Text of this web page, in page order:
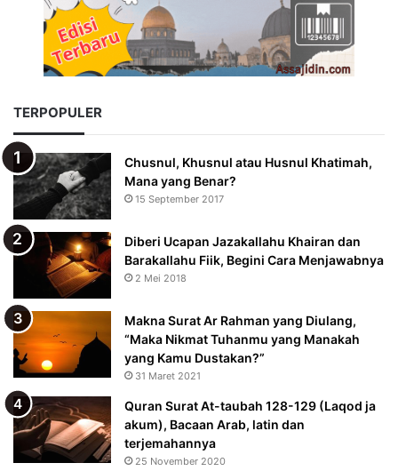
TERPOPULER
Chusnul, Khusnul atau Husnul Khatimah,
Mana yang Benar?
15 September 2017
Diberi Ucapan Jazakallahu Khairan dan
Barakallahu Fiik, Begini Cara Menjawabnya
2 Mei 2018
Makna Surat Ar Rahman yang Diulang,
“Maka Nikmat Tuhanmu yang Manakah
yang Kamu Dustakan?”
31 Maret 2021
Quran Surat At-taubah 128-129 (Laqod ja
akum), Bacaan Arab, latin dan
terjemahannya
25 November 2020